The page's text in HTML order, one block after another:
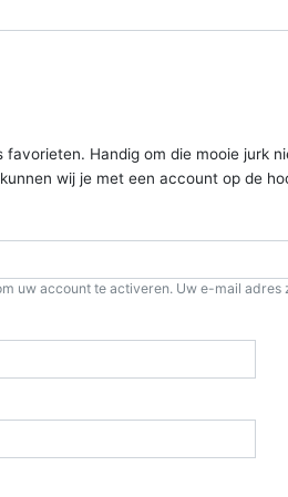
Handig om die mooie jurk
wij je met een account op de
uw account te activeren. Uw e-mail